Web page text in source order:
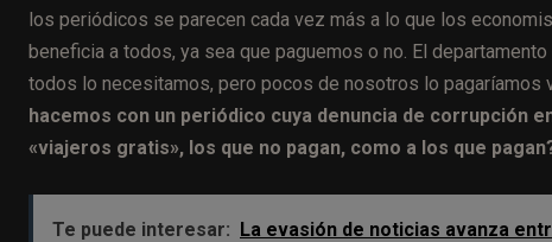
los periódicos se parecen cada vez más a lo que los
beneficia a todos, ya sea que paguemos o no. El
todos lo necesitamos, pero pocos de nosotros lo pagaríamos
hacemos con un periódico cuya denuncia de corrupción
«viajeros gratis», los que no pagan, como a los que
Te puede interesar: La evasión de noticias avanza